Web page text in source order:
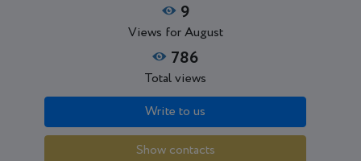
9
Views for August
786
Total views
Write to us
Show contacts